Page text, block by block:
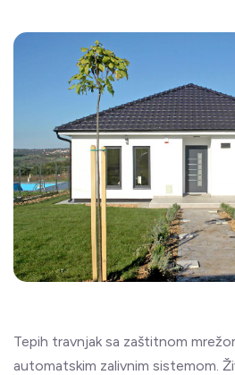
Tepih travnjak sa zaštitnom
automatskim zalivnim sistemom.